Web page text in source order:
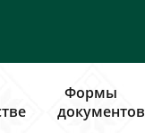
Формы
документов